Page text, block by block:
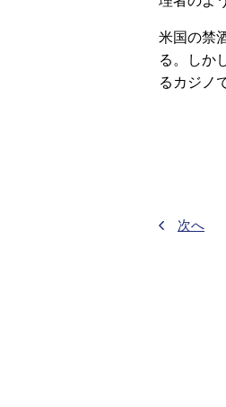
米国の禁
る。しか
るカジノ
次へ